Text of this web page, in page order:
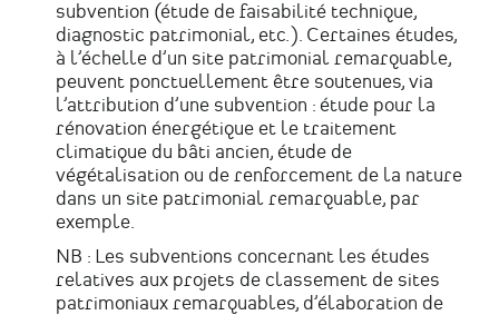
subvention (étude de faisabilité technique,
diagnostic patrimonial, etc.). Certaines études,
à l’échelle d’un site patrimonial remarquable,
peuvent ponctuellement être soutenues, via
l’attribution d’une subvention : étude pour la
rénovation énergétique et le traitement
climatique du bâti ancien, étude de
végétalisation ou de renforcement de la nature
dans un site patrimonial remarquable, par
exemple.
NB : Les subventions concernant les études
relatives aux projets de classement de sites
patrimoniaux remarquables, d’élaboration de